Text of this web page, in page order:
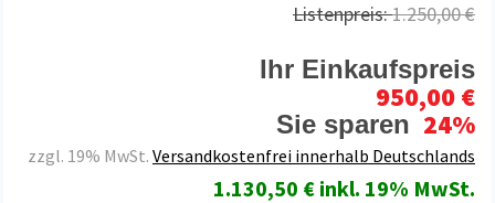
Listenpreis:1.250,00 €
Ihr Einkaufspreis
950,00 €
Sie sparen 24%
zzgl. 19% MwSt. Versandkostenfrei innerhalb Deutschlands
1.130,50 € inkl. 19% MwSt.